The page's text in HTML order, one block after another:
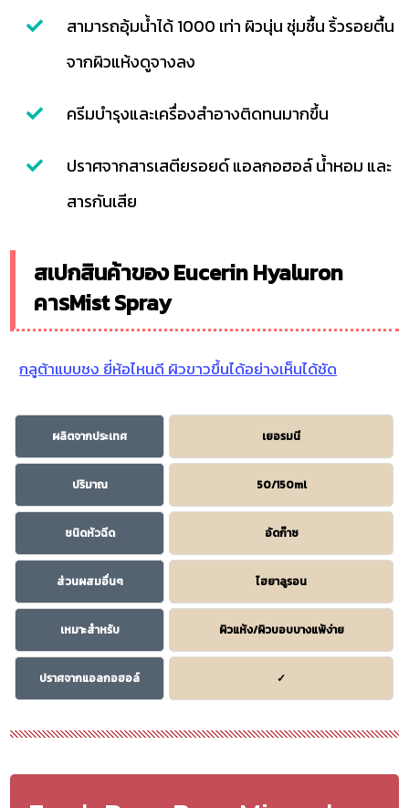
สามารถอุ้มน้ำได้ 1000 เท่า ผิวนุ่น ชุ่มชื้น ริ้วรอยตื้น
จากผิวแห้งดูจางลง
ครีมบำรุงและเครื่องสำอางติดทนมากขึ้น
ปราศจากสารเสตียรอยด์ แอลกอฮอล์ น้ำหอม และ
สารกันเสีย
สเปกสินค้าของ Eucerin Hyaluron
คารMist Spray
กลูต้าแบบชง ยี่ห้อไหนดี ผิวขาวขึ้นได้อย่างเห็นได้ชัด
ผลิตจากประเทศ เยอรมนี
ปริมาณ 50/150ml
ชนิดหัวฉีด อัดก๊าซ
ส่วนผสมอื่นๆ ไฮยาลูรอน
เหมาะสำหรับ ผิวแห้ง/ผิวบอบบางแพ้ง่าย
ปราศจากแอลกอฮอล์ ✓